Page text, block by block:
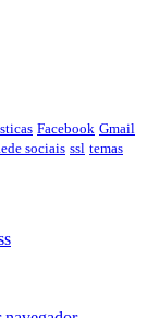
Facebook Gmail
sociais ssl temas